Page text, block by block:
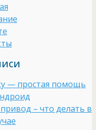
— простая помощь
– что делать в